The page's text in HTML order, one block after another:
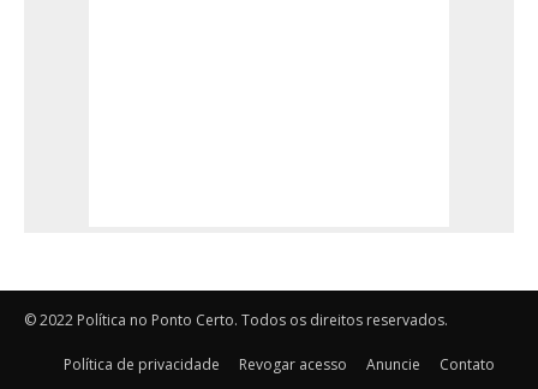
© 2022 Política no Ponto Certo. Todos os direitos reservados.
Política de privacidade Revogar acesso Anuncie Contato